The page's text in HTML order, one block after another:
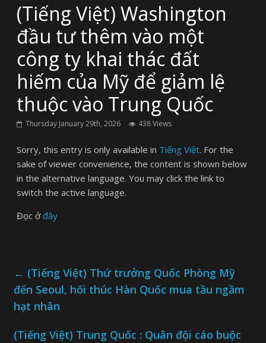
(Tiếng Việt) Washington
đầu tư thêm vào một
công ty khai thác đất
hiếm của Mỹ để giảm lệ
thuộc vào Trung Quốc
Thursday January 29th, 2026 438 Views
Sorry, this entry is only available in Tiếng Việt. For the
sake of viewer convenience, the content is shown below
in the alternative language. You may click the link to
switch the active language.
Đọc ởđây
← (Tiếng Việt) Thứ trưởng Quốc Phòng Mỹ
đến Seoul, hối thúc Hàn Quốc mua tầu ngầm
hạt nhân
(Tiếng Việt) Trung Quốc : Quân đội cáo buộc